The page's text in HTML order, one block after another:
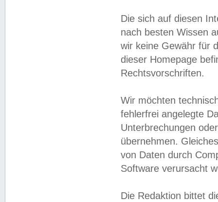
Die sich auf diesen
nach besten Wissen
wir keine Gewähr für
dieser Homepage
Rechtsvorschriften.
Wir möchten
fehlerfrei angelegte
Unterbrechungen
übernehmen.
von Daten durch
Software verursacht
Die Redaktion bittet